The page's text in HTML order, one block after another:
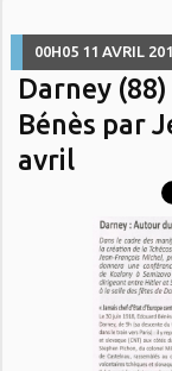
00H05 11 AVRIL
Darney
Bénès par
avril